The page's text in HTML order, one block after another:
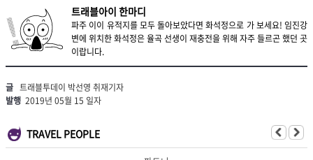
트래블아이 한마디
파주 이이 유적지를 모두 돌아보았다면 화석정으로 가 보세요! 임진강
변에 위치한 화석정은 율곡 선생이 재충전을 위해 자주 들르곤 했던 곳
이랍니다.
글 트래블투데이 박선영 취재기자
발행 2019년 05월 15 일자
TRAVEL PEOPLE